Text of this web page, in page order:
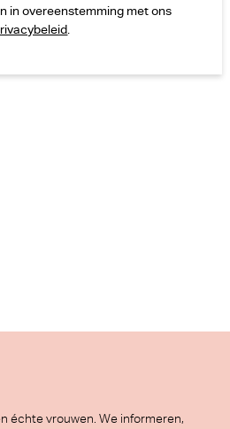
in overeenstemming met ons
échte vrouwen. We informeren,